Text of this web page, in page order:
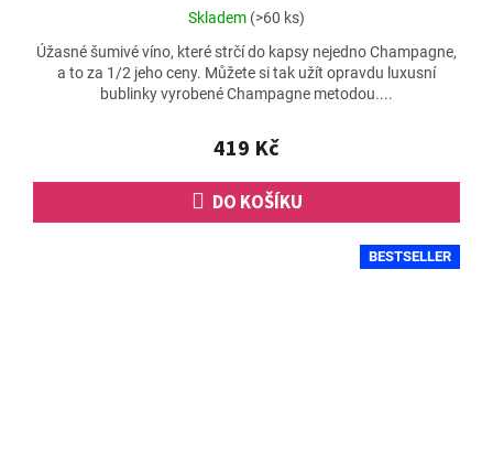
Průměrné
produktu
je
4,6
5
hvězdiček.
Skladem (>60 ks)
419 Kč
DO KOŠÍKU
Úžasné šumivé víno, které strčí do kapsy nejedno Champagne,
a to za 1/2 jeho ceny. Můžete si tak užít opravdu luxusní
bublinky vyrobené Champagne metodou....
BESTSELLER